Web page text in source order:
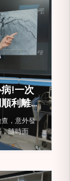
!一次
利離
，意外發
隨時面